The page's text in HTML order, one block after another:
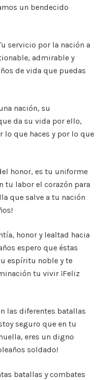
un bendecido
servicio por la nación a
admirable y
de vida que puedas
nación, su
da su vida por ello,
lo que haces y por lo que
honor, es tu uniforme
tu labor el corazón para
que salve a tu nación
honor y lealtad hacia
espero que éstas
espíritu noble y te
tu vivir ¡Feliz
las diferentes batallas
seguro que en tu
eres un digno
soldado!
batallas y combates